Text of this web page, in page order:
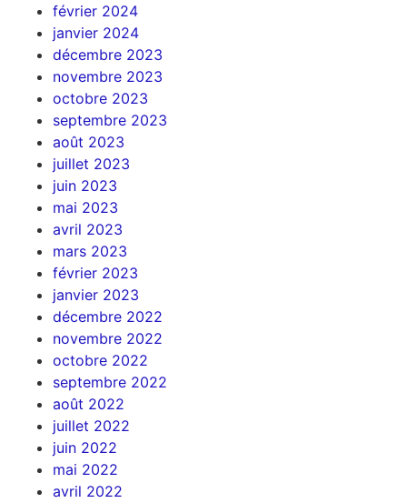
février 2024
janvier 2024
décembre 2023
novembre 2023
octobre 2023
septembre 2023
août 2023
juillet 2023
juin 2023
mai 2023
avril 2023
mars 2023
février 2023
janvier 2023
décembre 2022
novembre 2022
octobre 2022
septembre 2022
août 2022
juillet 2022
juin 2022
mai 2022
avril 2022